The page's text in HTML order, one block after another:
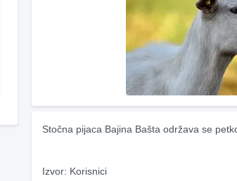
Stočna pijaca Bajina Bašta održava se
Izvor: Korisnici